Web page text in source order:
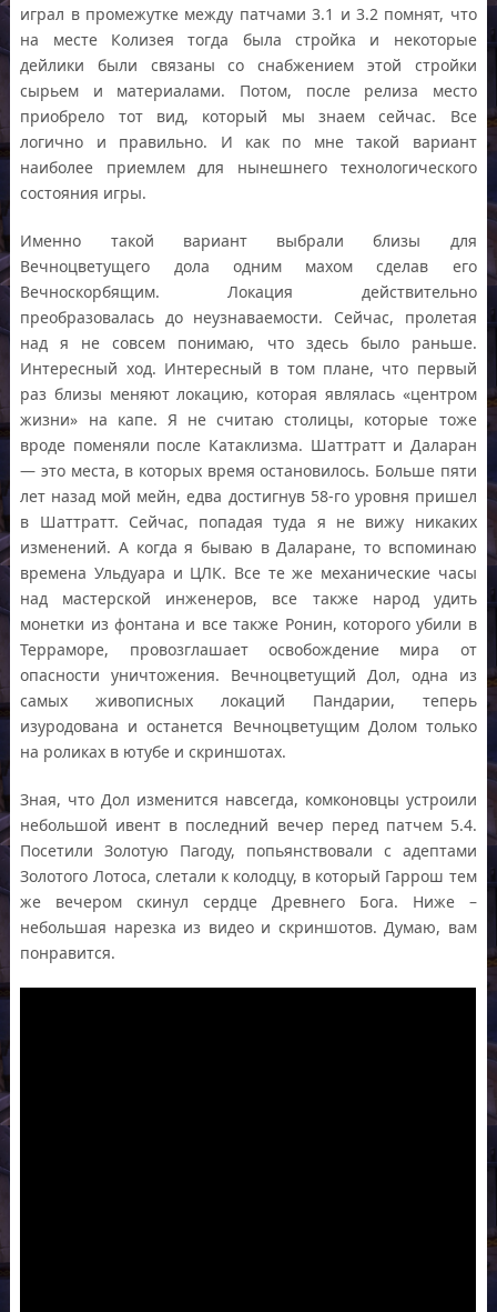
играл в промежутке между патчами 3.1 и 3.2 помнят, что
на месте Колизея тогда была стройка и некоторые
дейлики были связаны со снабжением этой стройки
сырьем и материалами. Потом, после релиза место
приобрело тот вид, который мы знаем сейчас. Все
логично и правильно. И как по мне такой вариант
наиболее приемлем для нынешнего технологического
состояния игры.
Именно такой вариант выбрали близы для
Вечноцветущего дола одним махом сделав его
Вечноскорбящим. Локация действительно
преобразовалась до неузнаваемости. Сейчас, пролетая
над я не совсем понимаю, что здесь было раньше.
Интересный ход. Интересный в том плане, что первый
раз близы меняют локацию, которая являлась «центром
жизни» на капе. Я не считаю столицы, которые тоже
вроде поменяли после Катаклизма. Шаттратт и Даларан
— это места, в которых время остановилось. Больше пяти
лет назад мой мейн, едва достигнув 58-го уровня пришел
в Шаттратт. Сейчас, попадая туда я не вижу никаких
изменений. А когда я бываю в Даларане, то вспоминаю
времена Ульдуара и ЦЛК. Все те же механические часы
над мастерской инженеров, все также народ удить
монетки из фонтана и все также Ронин, которого убили в
Терраморе, провозглашает освобождение мира от
опасности уничтожения. Вечноцветущий Дол, одна из
самых живописных локаций Пандарии, теперь
изуродована и останется Вечноцветущим Долом только
на роликах в ютубе и скриншотах.
Зная, что Дол изменится навсегда, комконовцы устроили
небольшой ивент в последний вечер перед патчем 5.4.
Посетили Золотую Пагоду, попьянствовали с адептами
Золотого Лотоса, слетали к колодцу, в который Гаррош тем
же вечером скинул сердце Древнего Бога. Ниже –
небольшая нарезка из видео и скриншотов. Думаю, вам
понравится.